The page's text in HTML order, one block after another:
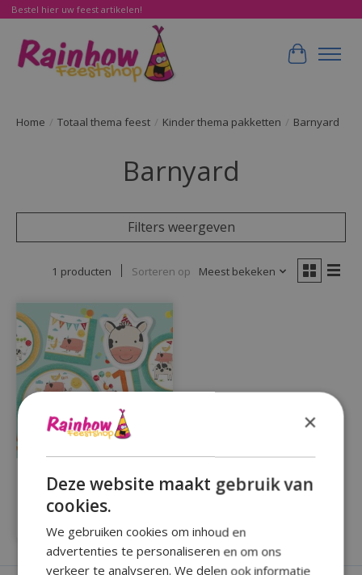
Bestel hier uw feest artikelen!
Home / Totaal thema feest / Kinder thema pakketten / Barnyard
Barnyard
Filters weergeven
1 producten Sorteren op Meest bekeken
Compleet partypakket
Barnyard 43delig
€26,99
×
Deze website maakt gebruik van
cookies.
We gebruiken cookies om inhoud en
advertenties te personaliseren en om ons
verkeer te analyseren. We delen ook informatie